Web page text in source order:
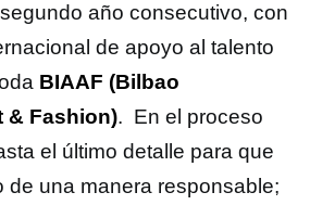
año consecutivo, con
de apoyo al talento
BIAAF (Bilbao
& Fashion). En el proceso
el último detalle para que
de una manera responsable;